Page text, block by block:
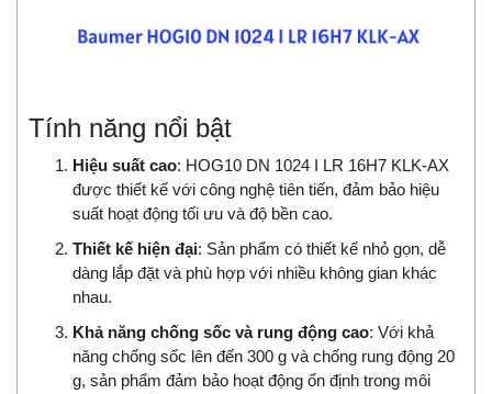
Tính năng nổi bật
Hiệu suất cao: HOG10 DN 1024 I LR 16H7 KLK-AX
được thiết kế với công nghệ tiên tiến, đảm bảo hiệu
suất hoạt động tối ưu và độ bền cao.
Thiết kế hiện đại: Sản phẩm có thiết kế nhỏ gọn, dễ
dàng lắp đặt và phù hợp với nhiều không gian khác
nhau.
Khả năng chống sốc và rung động cao: Với khả
năng chống sốc lên đến 300 g và chống rung động 20
g, sản phẩm đảm bảo hoạt động ổn định trong môi